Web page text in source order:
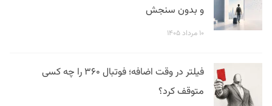
و بدون سنجش
۱۰ مرداد ۱۴۰۵
فیلتر در وقت اضافه؛ فوتبال ۳۶۰ را چه کسی
متوقف کرد؟